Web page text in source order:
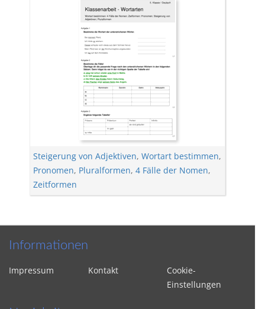
Steigerung von Adjektiven, Wortart bestimmen,
Pronomen, Pluralformen, 4 Fälle der Nomen,
Zeitformen
Informationen
Impressum Kontakt
Cookie-
Einstellungen